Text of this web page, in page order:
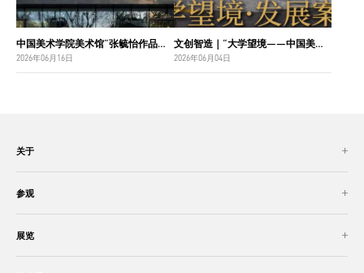
中国美术学院美术馆“张毓怡作品捐赠收藏项目”入选“2026年度国家美术作品收藏和捐赠奖励项目名单”
2026年06月16日
文创智造｜“大学望境——中国美术学院建设世界一流大学二十周年”特展导览
2026年06月04日
关于
参观
展览